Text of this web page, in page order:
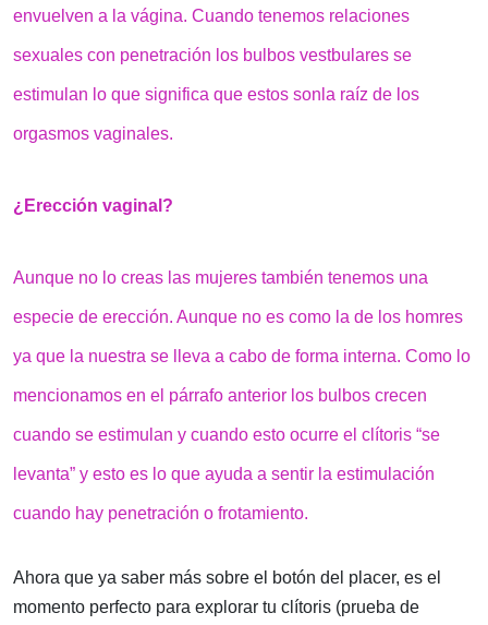
envuelven a la vágina. Cuando tenemos relaciones
sexuales con penetración los bulbos vestbulares se
estimulan lo que significa que estos sonla raíz de los
orgasmos vaginales.
¿Erección vaginal?
Aunque no lo creas las mujeres también tenemos una
especie de erección. Aunque no es como la de los homres
ya que la nuestra se lleva a cabo de forma interna. Como lo
mencionamos en el párrafo anterior los bulbos crecen
cuando se estimulan y cuando esto ocurre el clítoris “se
levanta” y esto es lo que ayuda a sentir la estimulación
cuando hay penetración o frotamiento.
Ahora que ya saber más sobre el botón del placer, es el
momento perfecto para explorar tu clítoris (prueba de